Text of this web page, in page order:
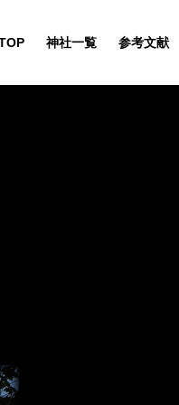
神社一覧 参考文献